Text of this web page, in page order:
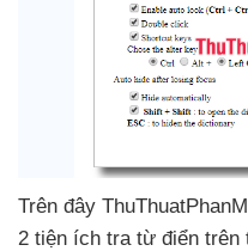
Trên đây
2 tiện ích tra từ điển